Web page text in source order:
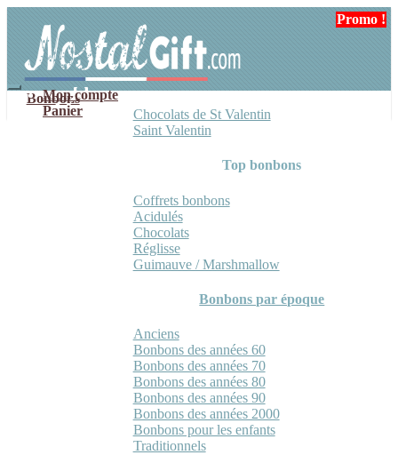
navigation
contenu
Mon compte
Panier
Bonbons
Chocolats de St Valentin
Saint Valentin
Top bonbons
Coffrets bonbons
Acidulés
Chocolats
Réglisse
Guimauve / Marshmallow
Bonbons par époque
Anciens
Bonbons des années 60
Bonbons des années 70
Bonbons des années 80
Bonbons des années 90
Bonbons des années 2000
Bonbons pour les enfants
Traditionnels
Promo !
Promo !